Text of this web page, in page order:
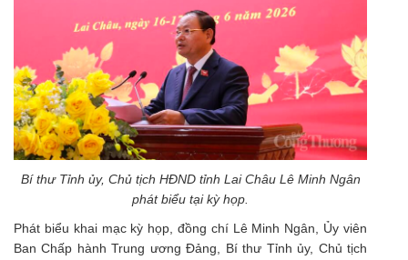
Bí thư Tỉnh ủy, Chủ tịch HĐND tỉnh Lai Châu Lê Minh Ngân
phát biểu tại kỳ họp.
Phát biểu khai mạc kỳ họp, đồng chí Lê Minh Ngân, Ủy viên
Ban Chấp hành Trung ương Đảng, Bí thư Tỉnh ủy, Chủ tịch